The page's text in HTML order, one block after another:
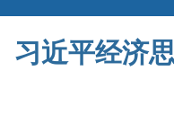
习近平经济